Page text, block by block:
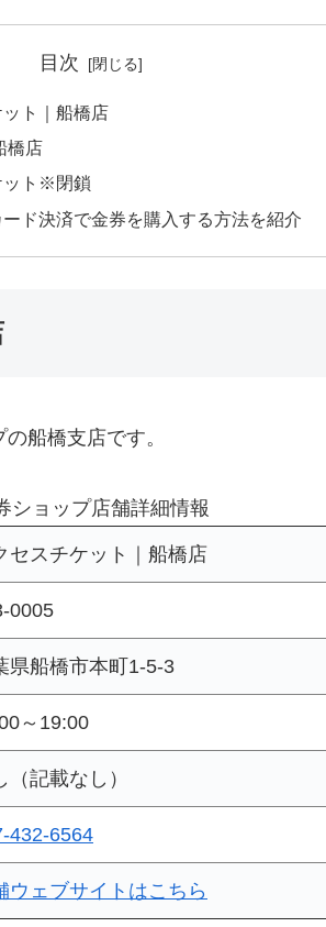
目次
ト｜船橋店
橋店
ット※閉鎖
ド決済で金券を購入する方法を紹介
船橋支店です。
ショップ店舗詳細情報
セスチケット｜船橋店
0005
県船橋市本町1-5-3
～19:00
（記載なし）
432-6564
ウェブサイトはこちら